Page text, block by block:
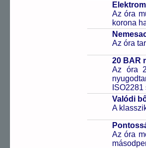
Az óra
korona
Az óra
20 BAR
Az óra
Valódi
A
Az óra